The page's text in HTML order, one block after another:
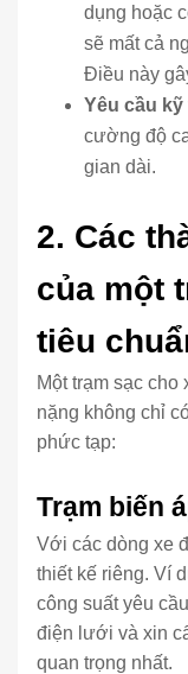
dụng hoặc
sẽ mất cả
Điều này
Yêu cầu kỹ
cường độ
gian dài.
2. Các
của một
tiêu
Một trạm sạc cho
nặng không chỉ
phức tạp:
Trạm biến
Với các dòng xe
thiết kế riêng. Ví
công suất yêu
điện lưới và xin
quan trọng nhất.